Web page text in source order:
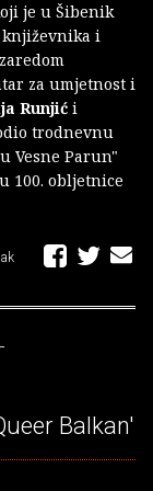
je u Šibenik
i
za umjetnost i
Runjić i
trodnevnu
Vesne Parun"
100. obljetnice
Balkan'